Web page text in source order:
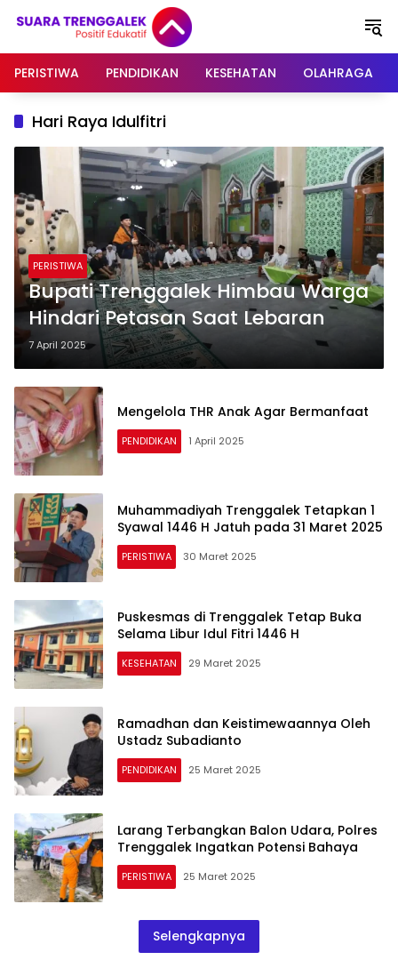
PERISTIWA
PENDIDIKAN KESEHATAN OLAHRAGA
Hari Raya Idulfitri
PERISTIWA
Bupati Trenggalek Himbau Warga
Hindari Petasan Saat Lebaran
7 April 2025
Mengelola THR Anak Agar Bermanfaat
PENDIDIKAN 1 April 2025
Muhammadiyah Trenggalek Tetapkan 1
Syawal 1446 H Jatuh pada 31 Maret 2025
PERISTIWA 30 Maret 2025
Puskesmas di Trenggalek Tetap Buka
Selama Libur Idul Fitri 1446 H
KESEHATAN 29 Maret 2025
Ramadhan dan Keistimewaannya Oleh
Ustadz Subadianto
PENDIDIKAN 25 Maret 2025
Larang Terbangkan Balon Udara, Polres
Trenggalek Ingatkan Potensi Bahaya
PERISTIWA 25 Maret 2025
Selengkapnya